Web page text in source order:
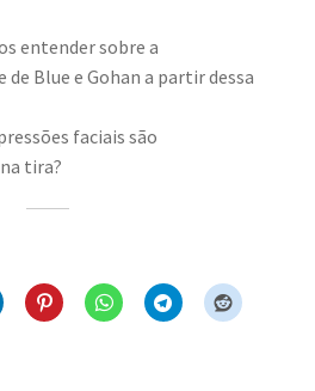
entender sobre a
de Blue e Gohan a partir dessa
faciais são
tira?